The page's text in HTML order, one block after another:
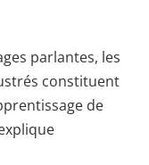
parlantes, les
constituent
de